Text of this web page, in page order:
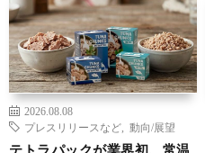
2026.08.08
プレスリリースなど
動向/展望
テトラパックが業界初、常温